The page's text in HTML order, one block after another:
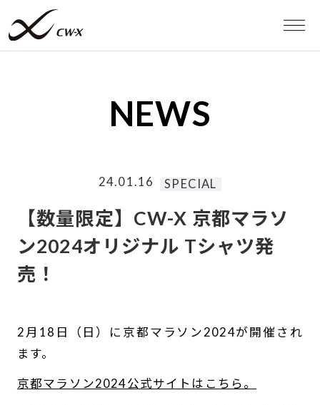
スポーツタイツ
スポーツブラ
BASEBALL
WORK
NEWS
24.01.16 SPECIAL
【数量限定】CW-X 京都マラソ
ン2024オリジナル Tシャツ発
売！
2月18日（日）に京都マラソン2024が開催され
ます。
京都マラソン2024公式サイトはこちら。